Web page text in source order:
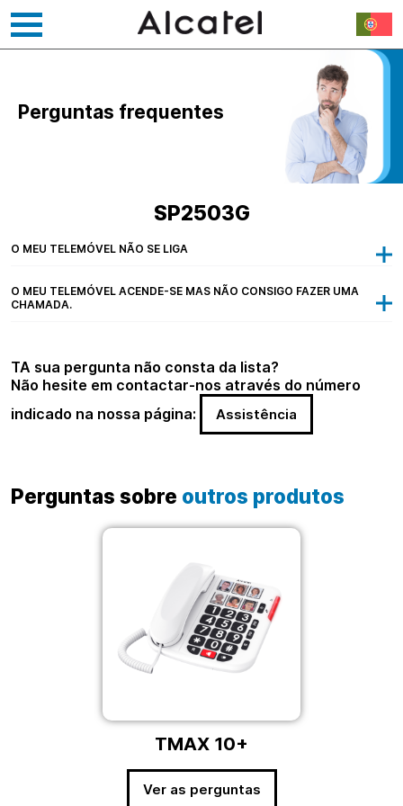
conteúdo
Perguntas frequentes
SP2503G
O MEU TELEMÓVEL NÃO SE LIGA
O MEU TELEMÓVEL ACENDE-SE MAS NÃO CONSIGO FAZER UMA
CHAMADA.
TA sua pergunta não consta da lista?
Não hesite em contactar-nos através do número
indicado na nossa página:
Assistência
Perguntas sobre outros produtos
TMAX 10+
Ver as perguntas